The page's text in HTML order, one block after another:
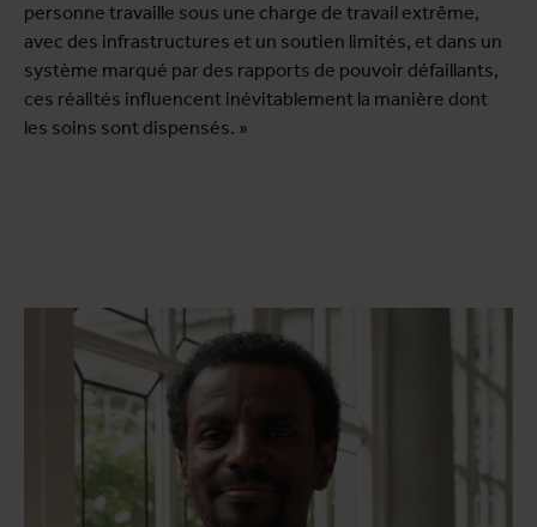
personne travaille sous une charge de travail extrême,
avec des infrastructures et un soutien limités, et dans un
système marqué par des rapports de pouvoir défaillants,
ces réalités influencent inévitablement la manière dont
les soins sont dispensés. »